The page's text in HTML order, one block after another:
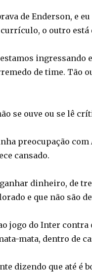
de Enderson, e
o outro está
estamos ingressando
de time. Tão
se ouve ou se lê
preocupação com
cansado.
ganhar dinheiro, de
e que não são
jogo do Inter contra
mata, dentro de
dizendo que até é